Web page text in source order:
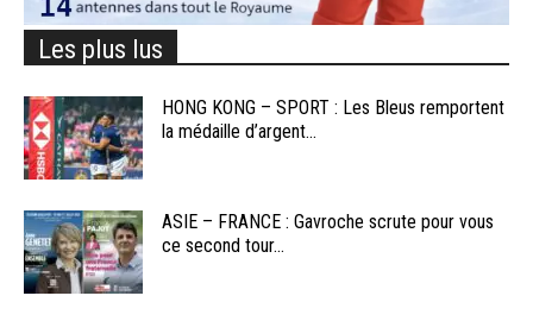
Les plus lus
HONG KONG – SPORT : Les Bleus remportent
la médaille d’argent...
ASIE – FRANCE : Gavroche scrute pour vous
ce second tour...